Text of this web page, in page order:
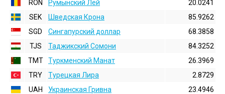
RON
Румынский Лей
20.0241
SEK
Шведская Крона
85.9262
SGD
Сингапурский доллар
68.3858
TJS
Таджикский Сомони
84.3252
TMT
Туркменский Манат
26.3969
TRY
Турецкая Лира
2.8729
UAH
Украинская Гривна
23.4946